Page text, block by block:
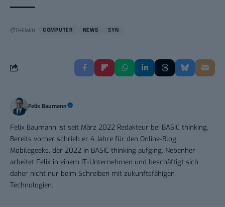
THEMEN: COMPUTER NEWS SYN
Felix Baumann
Felix Baumann ist seit März 2022 Redakteur bei BASIC thinking.
Bereits vorher schrieb er 4 Jahre für den Online-Blog
Mobilegeeks, der 2022 in BASIC thinking aufging. Nebenher
arbeitet Felix in einem IT-Unternehmen und beschäftigt sich
daher nicht nur beim Schreiben mit zukunftsfähigen
Technologien.